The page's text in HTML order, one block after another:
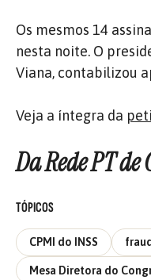
Os mesmos 14
nesta noite. O
Viana, contabilizou
Veja a íntegra da
Da Rede PT
TÓPICOS
CPMI do INSS
Mesa Diretora do